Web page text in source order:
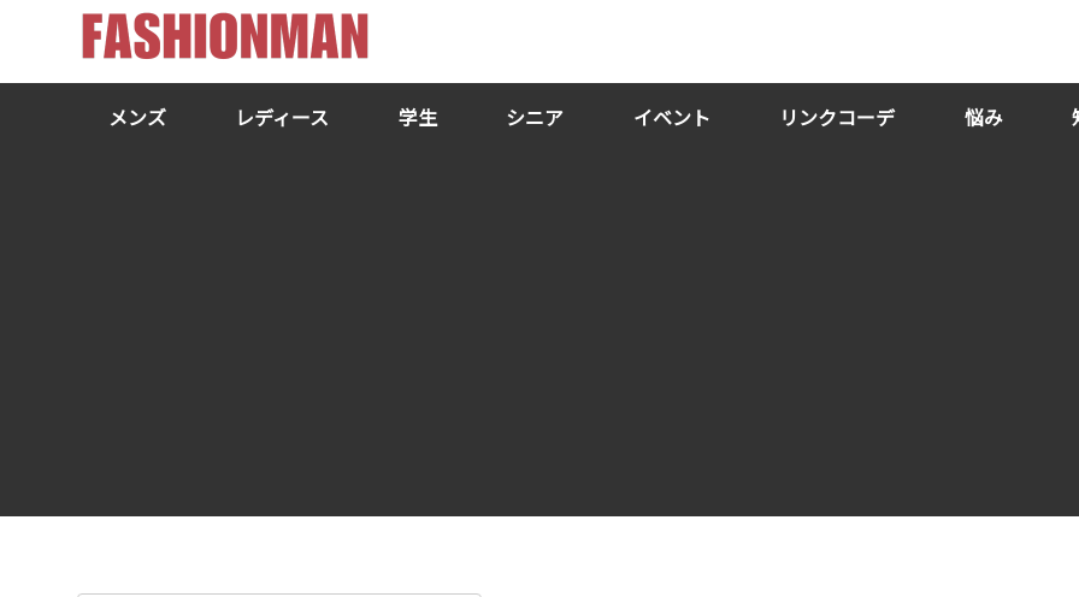
メンズ レディース 学生 シニア イベント リンクコーデ 悩み